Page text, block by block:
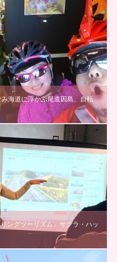
海道に浮かぶ尾道因島、自転
ングツーリズム」サクラ・ハッ